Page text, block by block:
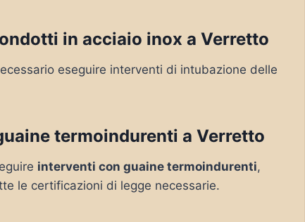
in acciaio inox a Verretto
eseguire interventi di intubazione delle
termoindurenti a Verretto
interventi con guaine termoindurenti,
le certificazioni di legge necessarie.